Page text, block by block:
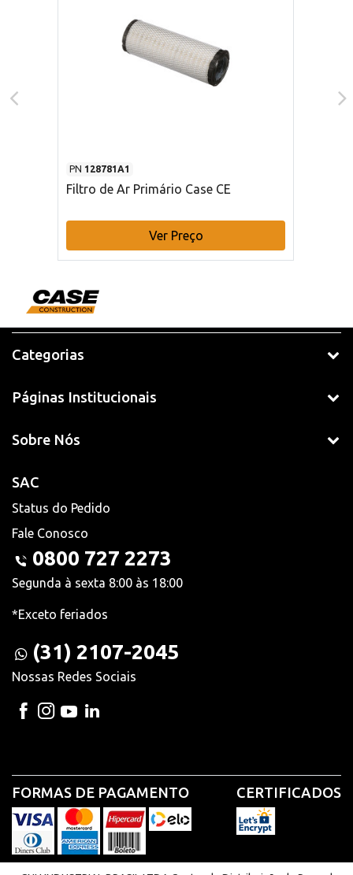
PN 128781A1
Filtro de Ar Primário Case CE
Ver Preço
Categorias
Páginas Institucionais
Sobre Nós
SAC
Status do Pedido
Fale Conosco
0800 727 2273
Segunda à sexta 8:00 às 18:00
*Exceto feriados
(31) 2107-2045
Nossas Redes Sociais
FORMAS DE PAGAMENTO CERTIFICADOS